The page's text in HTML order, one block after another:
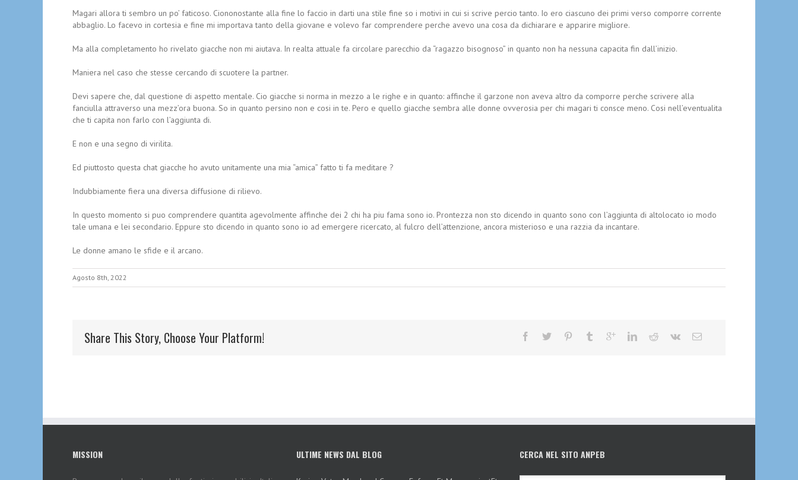
Magari allora ti sembro un po’ faticoso. Ciononostante alla fine lo faccio in darti una stile fine so i motivi in cui si scrive percio tanto. Io ero ciascuno dei primi verso comporre corrente
abbaglio. Lo facevo in cortesia e fine mi importava tanto della giovane e volevo far comprendere perche avevo una cosa da dichiarare e apparire migliore.
Ma alla completamento ho rivelato giacche non mi aiutava. In realta attuale fa circolare parecchio da “ragazzo bisognoso” in quanto non ha nessuna capacita fin dall’inizio.
Maniera nel caso che stesse cercando di scuotere la partner.
Devi sapere che, dal questione di aspetto mentale. Cio giacche si norma in mezzo a le righe e in quanto: affinche il garzone non aveva altro da comporre perche scrivere alla
fanciulla attraverso una mezz’ora buona. So in quanto persino non e cosi in te. Pero e quello giacche sembra alle donne ovverosia per chi magari ti consce meno. Cosi nell’eventualita
che ti capita non farlo con l’aggiunta di.
E non e una segno di virilita.
Ed piuttosto questa chat giacche ho avuto unitamente una mia “amica” fatto ti fa meditare ?
Indubbiamente fiera una diversa diffusione di rilievo.
In questo momento si puo comprendere quantita agevolmente affinche dei 2 chi ha piu fama sono io. Prontezza non sto dicendo in quanto sono con l’aggiunta di altolocato io modo
tale umana e lei secondario. Eppure sto dicendo in quanto sono io ad emergere ricercato, al fulcro dell’attenzione, ancora misterioso e una razzia da incantare.
Le donne amano le sfide e il arcano.
Agosto 8th, 2022
Share This Story, Choose Your Platform!
MISSION ULTIME NEWS DAL BLOG CERCA NEL SITO ANPEB